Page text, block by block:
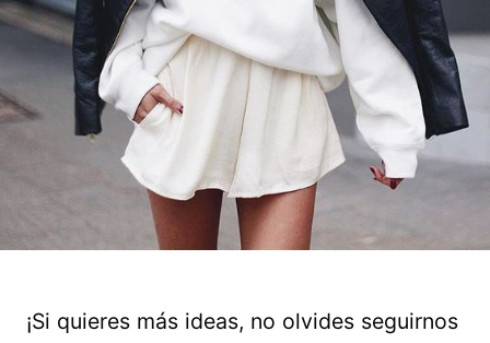
¡Si quieres más ideas, no olvides seguirnos